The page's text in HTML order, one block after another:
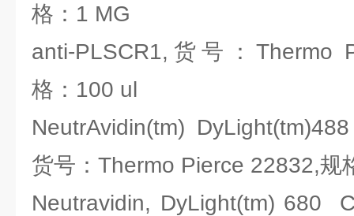
格：1 MG
anti-PLSCR1,货号：Thermo
格：100 ul
NeutrAvidin(tm)
货号：Thermo Pierce 22832,规
Neutravidin, DyLight(tm) 680